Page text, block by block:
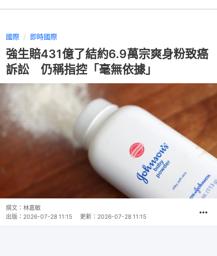
國際 即時國際
強生賠431億了結約6.9萬宗爽身粉致癌
訴訟 仍稱指控「毫無依據」
撰文： 林嘉敏
出版： 2026-07-28 11:15 更新： 2026-07-28 11:15